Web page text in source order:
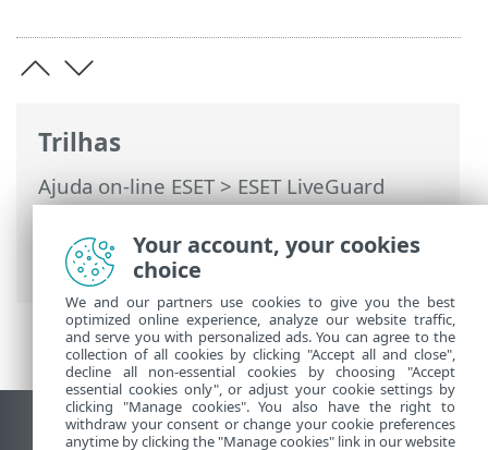
Trilhas
Ajuda on-line ESET>ESET LiveGuard
Advanced>Usando o ESET LiveGuard
Advanced > Envio manual de um arquivo
para análise
Ver site para desktop
Your account, your cookies
choice
We and our partners use cookies to give you the best
optimized online experience, analyze our website traffic,
and serve you with personalized ads. You can agree to the
collection of all cookies by clicking "Accept all and close",
decline all non-essential cookies by choosing "Accept
essential cookies only", or adjust your cookie settings by
clicking "Manage cookies". You also have the right to
withdraw your consent or change your cookie preferences
anytime by clicking the "Manage cookies" link in our website